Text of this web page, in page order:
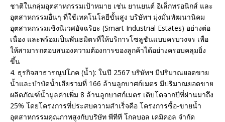
ชาติในกลุ่มอุตสาหกรรมเป้าหมาย เช่น ยานยนต์ อิเล็กทรอนิกส์ และ
อุตสาหกรรมอื่นๆ ที่ใช้เทคโนโลยีขั้นสูง บริษัทฯ มุ่งมั่นพัฒนานิคม
อุตสาหกรรมเชิงนิเวศอัจฉริยะ (Smart Industrial Estates) อย่างต่อ
เนื่อง และพร้อมเป็นพันธมิตรที่ให้บริการโซลูชันแบบครบวงจร เพื่อ
ให้สามารถตอบสนองความต้องการของลูกค้าได้อย่างครอบคลุมยิ่ง
ขึ้น
4. ธุรกิจสาธารณูปโภค (น้ำ): ในปี 2567 บริษัทฯ มีปริมาณยอดขาย
น้ำและบำบัดน้ำเสียรวมที่ 166 ล้านลูกบาศก์เมตร มีปริมาณยอดขาย
ผลิตภัณฑ์น้ำมูลค่าเพิ่ม 8 ล้านลูกบาศก์เมตร เติบโตจากปีที่ผ่านมาถึง
25% โดยโครงการที่ประสบความสำเร็จคือ โครงการซื้อ-ขายน้ำ
อุตสาหกรรมคุณภาพสูงกับบริษัท พีทีที โกลบอล เคมิคอล จำกัด